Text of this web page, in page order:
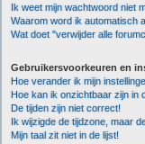
Ik weet mijn wachtwoord niet
Waarom word ik automatisch
Wat doet "verwijder alle
Gebruikersvoorkeuren en
Hoe verander ik mijn
Hoe kan ik onzichtbaar zijn in
De tijden zijn niet correct!
Ik wijzigde de tijdzone, maar
Mijn taal zit niet in de lijst!